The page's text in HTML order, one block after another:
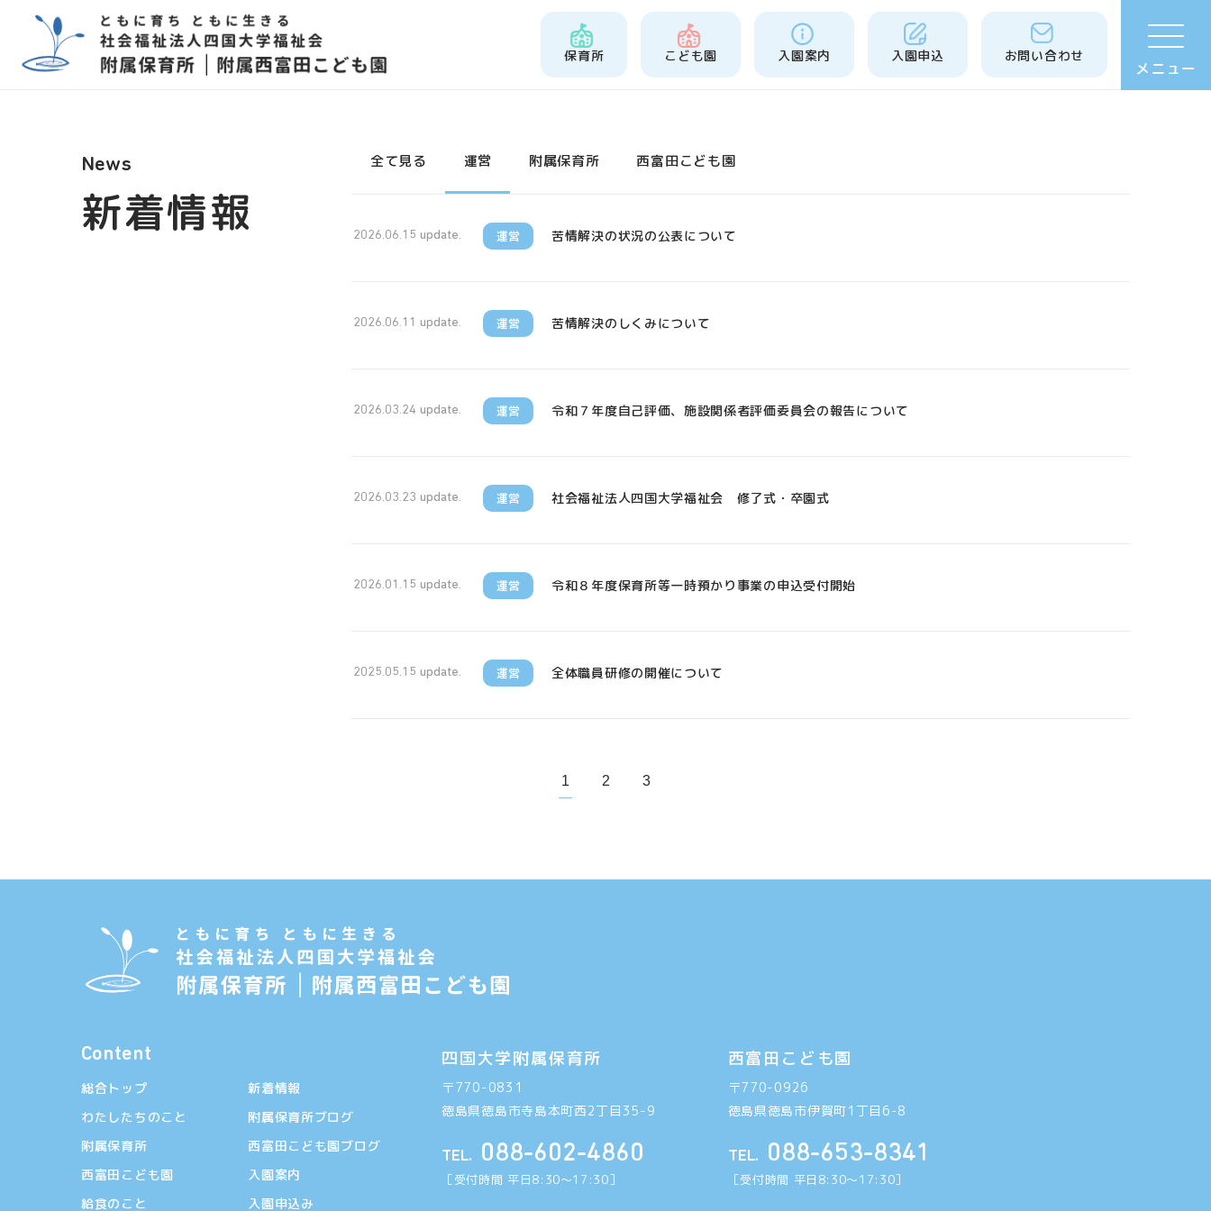
保育所 こども園 入園案内 入園申込 お問い合わせ
メニュー
新着情報
News 全て見る 運営 附属保育所 西富田こども園
2026.06.15 update. 運営 苦情解決の状況の公表について
2026.06.11 update. 運営 苦情解決のしくみについて
2026.03.24 update. 運営 令和７年度自己評価、施設関係者評価委員会の報告について
2026.03.23 update. 運営 社会福祉法人四国大学福祉会 修了式・卒園式
2026.01.15 update. 運営 令和８年度保育所等一時預かり事業の申込受付開始
2025.05.15 update. 運営 全体職員研修の開催について
1 2 3
Content
総合トップ
わたしたちのこと
附属保育所
西富田こども園
給食のこと
新着情報
附属保育所ブログ
西富田こども園ブログ
入園案内
入園申込み
四国大学附属保育所
〒770-0831
徳島県徳島市寺島本町西2丁目35-9
TEL. 088-602-4860
［受付時間 平日8:30〜17:30］
西富田こども園
〒770-0926
徳島県徳島市伊賀町1丁目6-8
TEL. 088-653-8341
［受付時間 平日8:30〜17:30］